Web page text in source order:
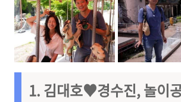
1. 김대호♥경수진, 놀이